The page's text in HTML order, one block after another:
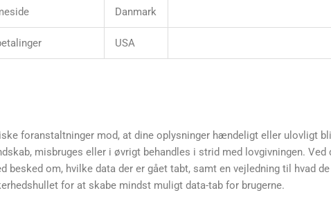
Danmark
USA
foranstaltninger mod, at dine oplysninger hændeligt eller ulovligt
misbruges eller i øvrigt behandles i strid med lovgivningen.
besked om, hvilke data der er gået tabt, samt en vejledning til hvad
for at skabe mindst muligt data-tab for brugerne.